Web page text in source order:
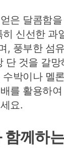
은 달콤함
신선한 과
, 풍부한 섬
단 것을 갈
박이나 멜
를 활용하
요.
함께하